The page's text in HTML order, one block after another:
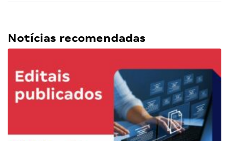
Notícias recomendadas